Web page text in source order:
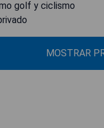
golf y ciclismo
MOSTRAR